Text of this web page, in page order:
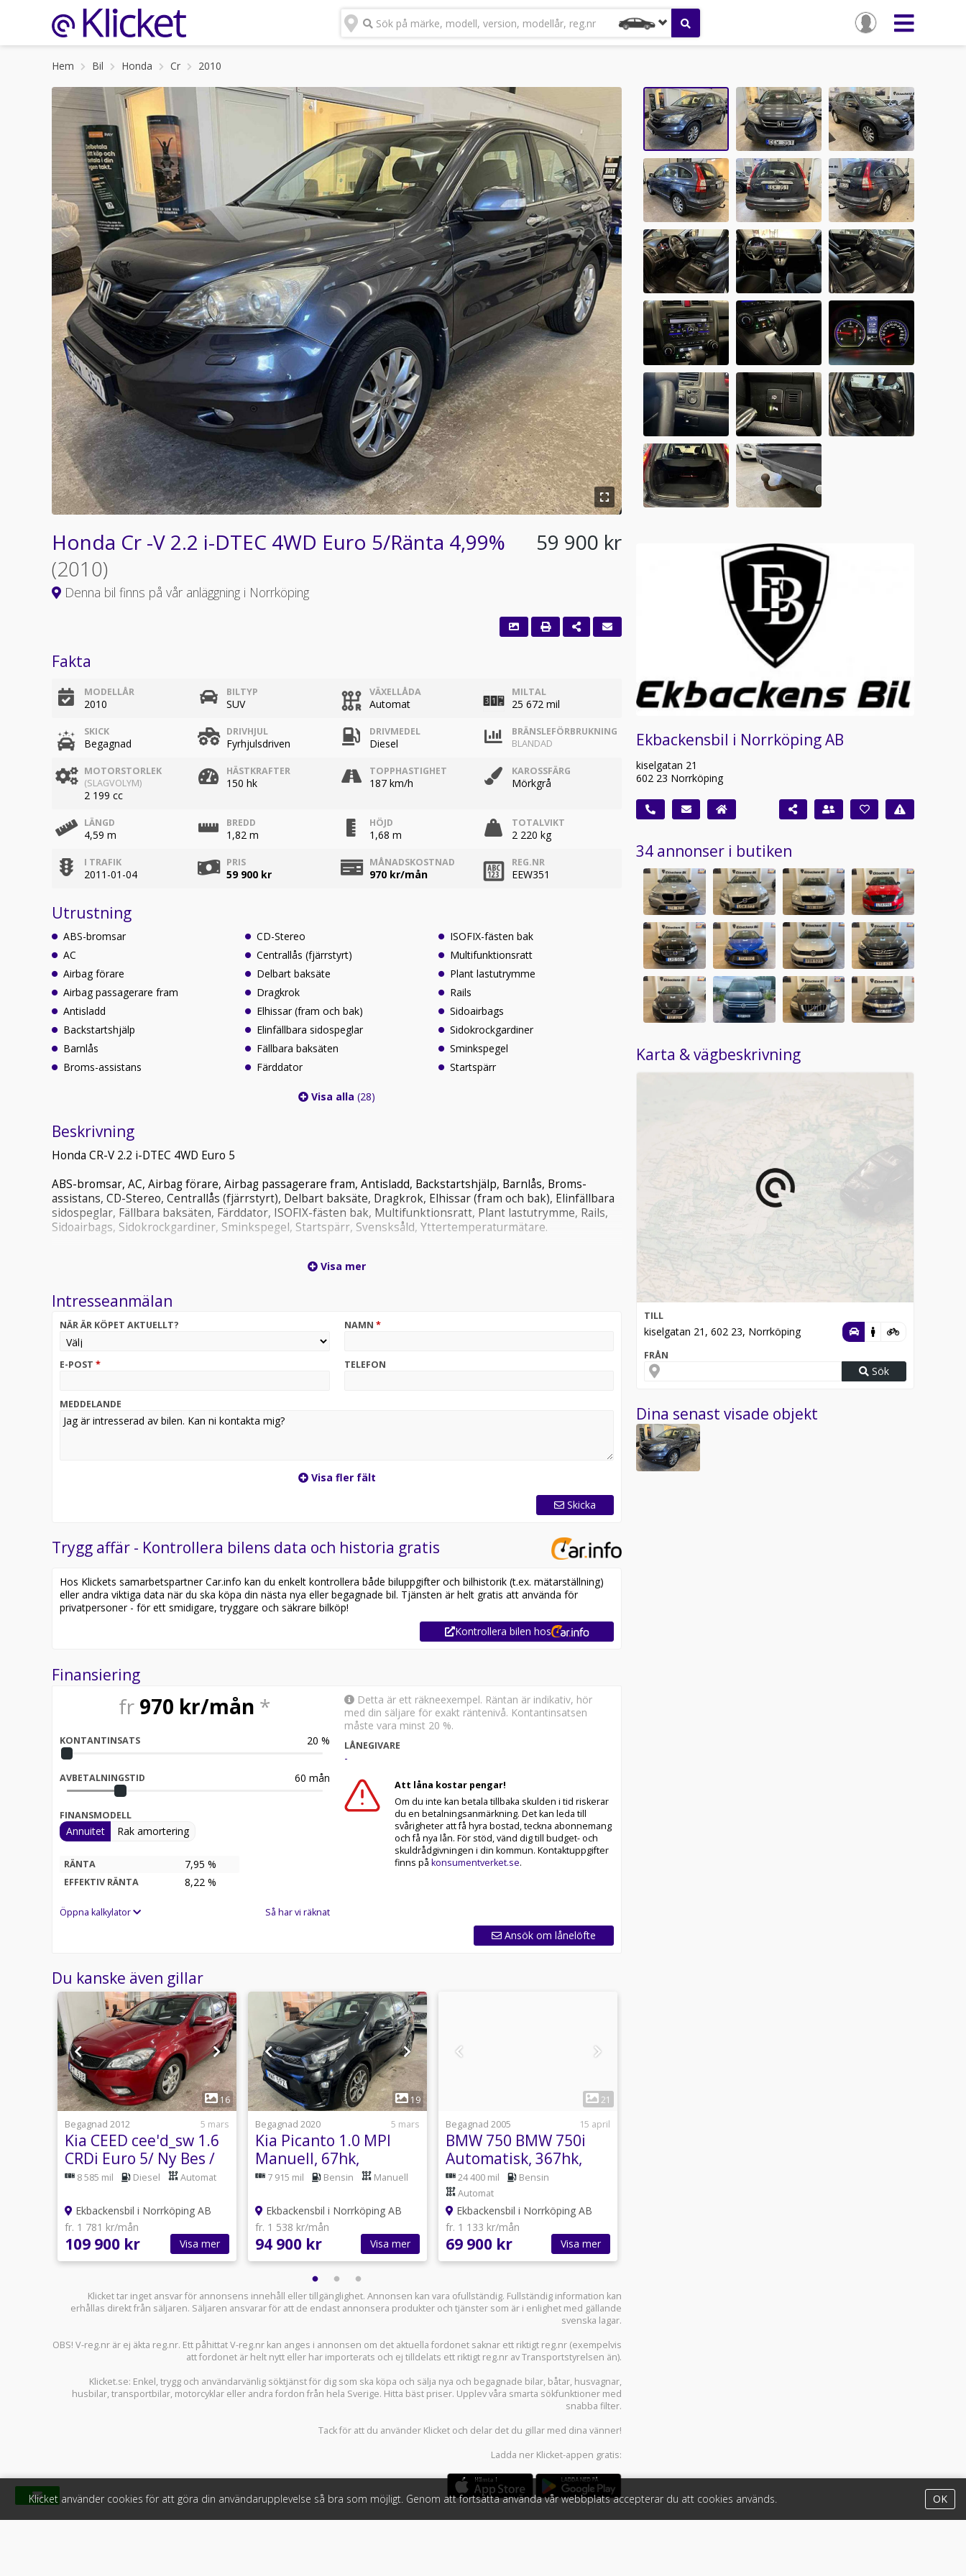
Sök på märke, modell, version, modellår, reg.nr
Hem Bil Honda Cr 2010
Honda Cr -V 2.2 i-DTEC 4WD Euro 5/Ränta 4,99%
(2010)
Denna bil finns på vår anläggning i Norrköping
59 900 kr
Fakta
MODELLÅR
2010
BILTYP
SUV
VÄXELLÅDA
Automat
MILTAL
25 672 mil
SKICK
Begagnad
DRIVHJUL
Fyrhjulsdriven
DRIVMEDEL
Diesel
BRÄNSLEFÖRBRUKNING
BLANDAD
MOTORSTORLEK
(SLAGVOLYM)
2 199 cc
HÄSTKRAFTER
150 hk
TOPPHASTIGHET
187 km/h
KAROSSFÄRG
Mörkgrå
LÄNGD
4,59 m
BREDD
1,82 m
HÖJD
1,68 m
TOTALVIKT
2 220 kg
I TRAFIK
2011-01-04
PRIS
59 900 kr
MÅNADSKOSTNAD
970kr/mån
REG.NR
EEW351
Utrustning
ABS-bromsar
AC
Airbag förare
Airbag passagerare fram
Antisladd
Backstartshjälp
Barnlås
Broms-assistans
CD-Stereo
Centrallås (fjärrstyrt)
Delbart baksäte
Dragkrok
Elhissar (fram och bak)
Elinfällbara sidospeglar
Fällbara baksäten
Färddator
ISOFIX-fästen bak
Multifunktionsratt
Plant lastutrymme
Rails
Sidoairbags
Sidokrockgardiner
Sminkspegel
Startspärr
Visa alla(28)
Beskrivning
Honda CR-V 2.2 i-DTEC 4WD Euro 5
ABS-bromsar, AC, Airbag förare, Airbag passagerare fram, Antisladd, Backstartshjälp, Barnlås, Broms-
assistans, CD-Stereo, Centrallås (fjärrstyrt), Delbart baksäte, Dragkrok, Elhissar (fram och bak), Elinfällbara
sidospeglar, Fällbara baksäten, Färddator, ISOFIX-fästen bak, Multifunktionsratt, Plant lastutrymme, Rails,
Sidoairbags, Sidokrockgardiner, Sminkspegel, Startspärr, Svensksåld, Yttertemperaturmätare.
Vårt mål är att få 100% nöjda kunder genom att erbjuda en god service och ett säkert köp . Vi anstränger oss
Vi köper, säljer, byter och förmedlar bilar.
Vi samarbetar med:
*Santander consumer bank
*Moneygo
*Garantigruppen
*Garantipartner
*Autoconcept
I samband med ett köp från Ekbackens bil så erbjuder vi dig som kund 1 Månad Kostnadsfri försäkring eller
6 Månader för 1400kr för dig som bor i Östergötland
Öppettider:
Visa mer
Intresseanmälan
NÄR ÄR KÖPET AKTUELLT? NAMN *
E-POST * TELEFON
MEDDELANDE
Visa fler fält
Skicka
Trygg affär - Kontrollera bilens data och historia gratis
Hos Klickets samarbetspartner Car.info kan du enkelt kontrollera både biluppgifter och bilhistorik (t.ex. mätarställning)
eller andra viktiga data när du ska köpa din nästa nya eller begagnade bil. Tjänsten är helt gratis att använda för
privatpersoner - för ett smidigare, tryggare och säkrare bilköp!
Kontrollera bilen hos
Finansiering
fr 970 kr/mån *
KONTANTINSATS 20 %
AVBETALNINGSTID 60 mån
FINANSMODELL
Annuitet Rak amortering
RÄNTA 7,95 %
EFFEKTIV RÄNTA 8,22 %
Öppna kalkylator Så har vi räknat
Detta är ett räkneexempel. Räntan är indikativ, hör
med din säljare för exakt räntenivå. Kontantinsatsen
måste vara minst 20 %.
LÅNEGIVARE
-
Att låna kostar pengar!
Om du inte kan betala tillbaka skulden i tid riskerar
du en betalningsanmärkning. Det kan leda till
svårigheter att få hyra bostad, teckna abonnemang
och få nya lån. För stöd, vänd dig till budget- och
skuldrådgivningen i din kommun. Kontaktuppgifter
finns på konsumentverket.se.
Ansök om lånelöfte
Du kanske även gillar
1
16
Begagnad 2012
5 mars
Kia CEED cee'd_sw 1.6
CRDi Euro 5/ Ny Bes /
kamkedja/Ränta 4,99%
8 585 mil Diesel Automat
Ekbackensbil i Norrköping AB
fr. 1 781 kr/mån
109 900 kr Visa mer
1
19
Begagnad 2020
5 mars
Kia Picanto 1.0 MPI
Manuell, 67hk,
2020/Ränta 4,99%
7 915 mil Bensin Manuell
Ekbackensbil i Norrköping AB
fr. 1 538 kr/mån
94 900 kr Visa mer
21
Begagnad 2005
15 april
BMW 750 BMW 750i
Automatisk, 367hk,
24 400 mil
Bensin
Automat
Ekbackensbil i Norrköping AB
fr. 1 133 kr/mån
69 900 kr Visa mer
Klicket tar inget ansvar för annonsens innehåll eller tillgänglighet. Annonsen kan vara ofullständig. Fullständig information kan
erhållas direkt från säljaren. Säljaren ansvarar för att de endast annonsera produkter och tjänster som är i enlighet med gällande
svenska lagar.
OBS! V-reg.nr är ej äkta reg.nr. Ett påhittat V-reg.nr kan anges i annonsen om det aktuella fordonet saknar ett riktigt reg.nr (exempelvis
att fordonet är helt nytt eller har importerats och ej tilldelats ett riktigt reg.nr av Transportstyrelsen än).
Klicket.se: Enkel, trygg och användarvänlig söktjänst för dig som ska köpa och sälja nya och begagnade bilar, båtar, husvagnar,
husbilar,transportbilar, motorcyklar eller andra fordon från hela Sverige. Hitta bäst priser. Upplev våra smarta sökfunktioner med
snabba filter.
Tack för att du använder Klicket och delar det du gillar med dina vänner!
Ladda ner Klicket-appen gratis:
Ekbackensbil i Norrköping AB
kiselgatan 21
602 23 Norrköping
34 annonser i butiken
Karta & vägbeskrivning
TILL
kiselgatan 21, 602 23, Norrköping
FRÅN
Sök
Dina senast visade objekt
Klicket använder cookies för att göra din användarupplevelse så bra som möjligt. Genom att fortsätta använda vår webbplats accepterar du att cookies används. OK